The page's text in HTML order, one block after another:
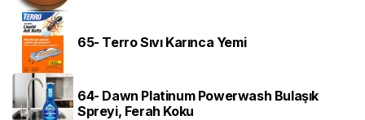
65- Terro Sıvı Karınca Yemi
64- Dawn Platinum Powerwash Bulaşık
Spreyi, Ferah Koku